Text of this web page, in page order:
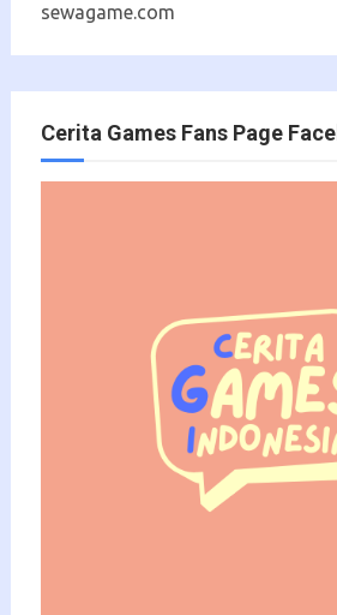
sewagame.com
Cerita Games Fans Page